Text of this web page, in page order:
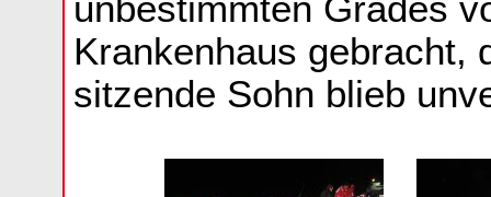
unbestimmten Grades
Krankenhaus gebracht,
sitzende Sohn blieb